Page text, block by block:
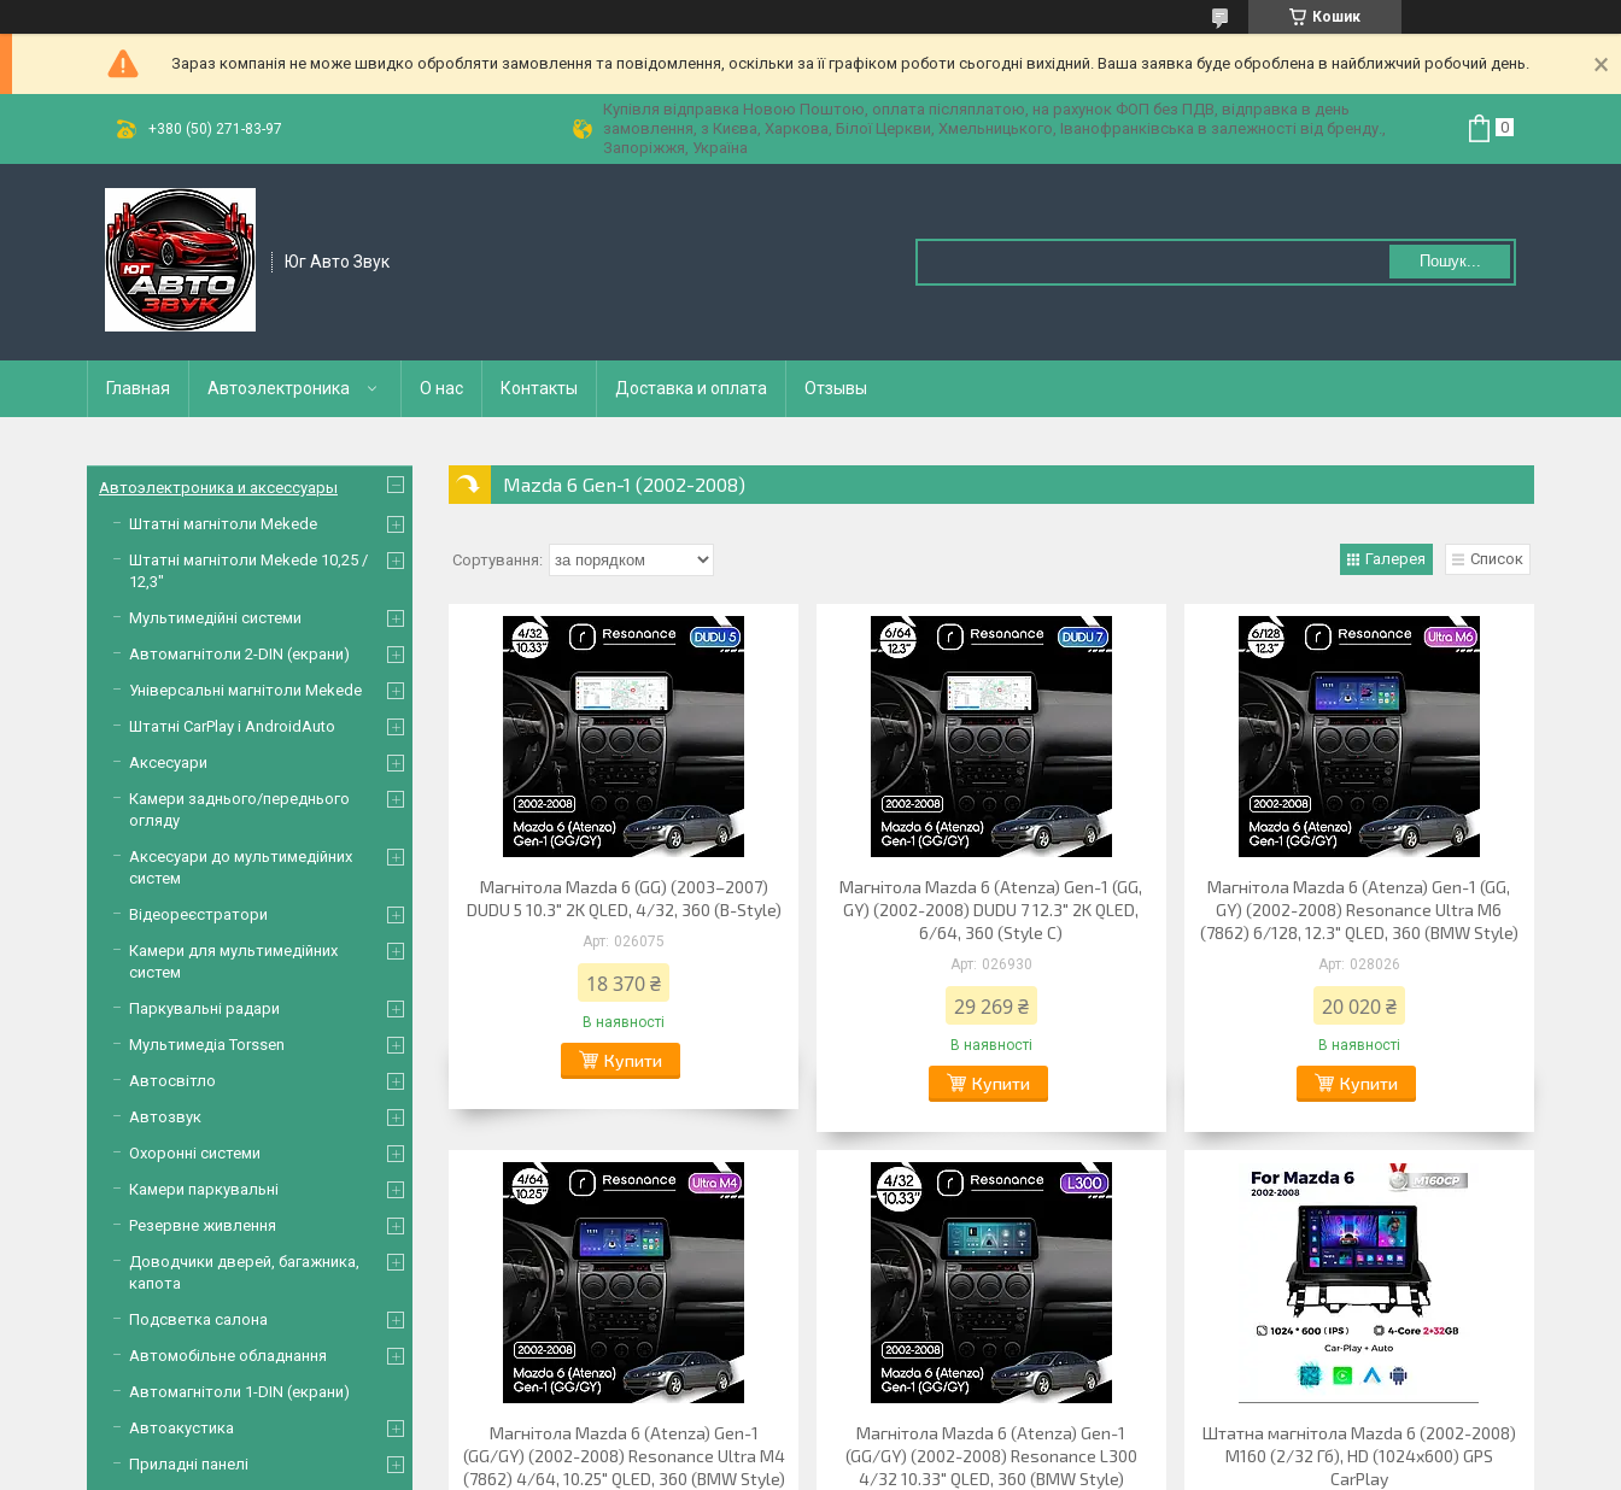
Кошик
Зараз компанія не може швидко обробляти замовлення та повідомлення, оскільки за її графіком роботи сьогодні вихідний. Ваша заявка буде оброблена в найближчий робочий день.
+380 (50) 271-83-97
Купівля відправка Новою Поштою, оплата післяплатою, на рахунок ФОП без ПДВ, відправка в день
замовлення, з Києва, Харкова, Білої Церкви, Хмельницького, Іванофранківська в залежності від бренду.,
Запоріжжя, Україна
Юг Авто Звук Пошук...
Главная Автоэлектроника О нас Контакты Доставка и оплата Отзывы
Mazda 6 Gen-1 (2002-2008)
Галерея Список
Магнітола Mazda 6 (GG) (2003–2007)
DUDU 5 10.3" 2K QLED, 4/32, 360 (B-Style)
026075
18 370 ₴
В наявності
Купити
Магнітола Mazda 6 (Atenza) Gen-1 (GG,
GY) (2002-2008) DUDU 7 12.3" 2K QLED,
6/64, 360 (Style C)
026930
29 269 ₴
В наявності
Купити
Магнітола Mazda 6 (Atenza) Gen-1 (GG,
GY) (2002-2008) Resonance Ultra M6
(7862) 6/128, 12.3" QLED, 360 (BMW Style)
028026
20 020 ₴
В наявності
Купити
Магнітола Mazda 6 (Atenza) Gen-1
(GG/GY) (2002-2008) Resonance Ultra M4
(7862) 4/64, 10.25" QLED, 360 (BMW Style)
Магнітола Mazda 6 (Atenza) Gen-1
(GG/GY) (2002-2008) Resonance L300
4/32 10.33" QLED, 360 (BMW Style)
Штатна магнітола Mazda 6 (2002-2008)
M160 (2/32 Гб), HD (1024x600) GPS
CarPlay
Автоэлектроника и аксессуары
Штатні магнітоли Mekede
Штатні магнітоли Mekede 10,25 /
12,3"
Мультимедійні системи
Автомагнітоли 2-DIN (екрани)
Універсальні магнітоли Mekede
Штатні CarPlay і AndroidAuto
Аксесуари
Камери заднього/переднього
огляду
Аксесуари до мультимедійних
систем
Відеореєстратори
Камери для мультимедійних
систем
Паркувальні радари
Мультимедіа Torssen
Автосвітло
Автозвук
Охоронні системи
Камери паркувальні
Резервне живлення
Доводчики дверей, багажника,
капота
Подсветка салона
Автомобільне обладнання
Автомагнітоли 1-DIN (екрани)
Автоакустика
Приладні панелі